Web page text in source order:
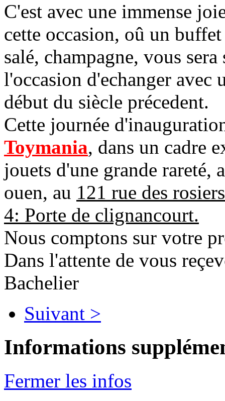
C'est avec une immense
cette occasion, oû un
salé, champagne, vous
l'occasion d'echanger avec
début du siècle précedent.
Cette journée
Toymania, dans un cadre
jouets d'une grande rareté,
ouen, au 121 rue des
4: Porte de clignancourt.
Nous comptons sur votre
Dans l'attente de vous
Bachelier
Suivant >
Informations
Fermer les infos